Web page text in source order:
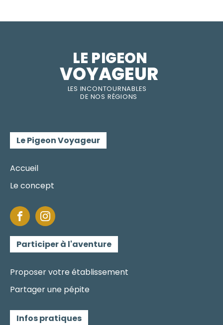
LES INCONTOURNABLES
DE NOS RÉGIONS
LE PIGEON
VOYAGEUR
Le Pigeon Voyageur
Accueil
Le concept
Participer à l'aventure
Proposer votre établissement
Partager une pépite
Infos pratiques